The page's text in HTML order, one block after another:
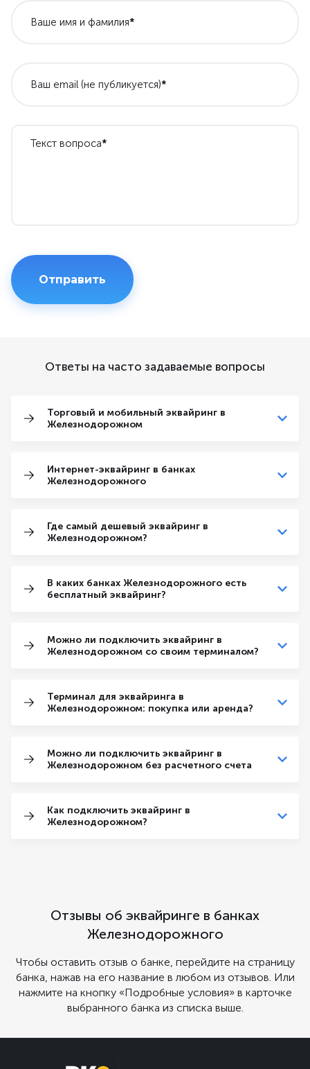
Ваше имя и фамилия*
Ваш email (не публикуется)*
Текст вопроса*
Ответы на часто задаваемые вопросы
Торговый и мобильный эквайринг в
Железнодорожном
Интернет-эквайринг в банках
Железнодорожного
Где самый дешевый эквайринг в
Железнодорожном?
В каких банках Железнодорожного есть
бесплатный эквайринг?
Можно ли подключить эквайринг в
Железнодорожном со своим терминалом?
Терминал для эквайринга в
Железнодорожном: покупка или аренда?
Можно ли подключить эквайринг в
Железнодорожном без расчетного счета
Как подключить эквайринг в
Железнодорожном?
Отзывы об эквайринге в банках
Железнодорожного
Чтобы оставить отзыв о банке, перейдите на страницу
банка, нажав на его название в любом из отзывов. Или
нажмите на кнопку «Подробные условия» в карточке
выбранного банка из списка выше.